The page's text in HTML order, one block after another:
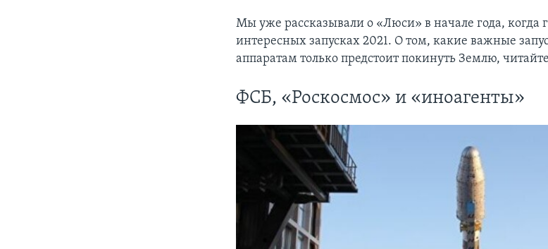
Мы уже рассказывали о «Люси» в начале года, когда
интересных запусках 2021. О том, какие важные
аппаратам только предстоит покинуть Землю,
ФСБ, «Роскосмос» и «иноагенты»